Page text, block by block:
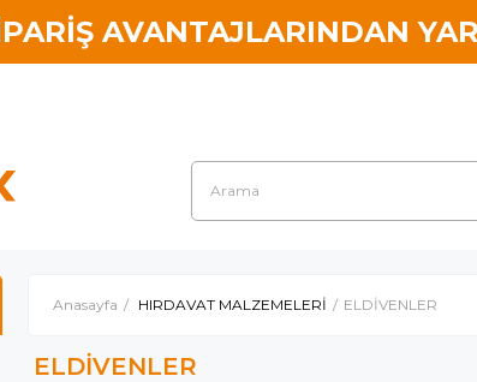
AVANTAJLARINDAN
Anasayfa HIRDAVAT MALZEMELERİ ELDİVENLER
ELDİVENLER